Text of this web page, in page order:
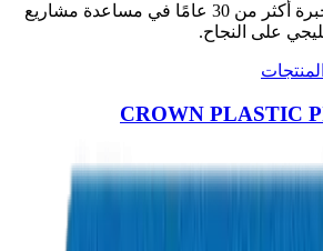
فريقنا الهندسي يتمتع بخبرة أكثر من 30 عامًا في مساعدة مشاريع
على النجاح.
CROWN PLASTIC